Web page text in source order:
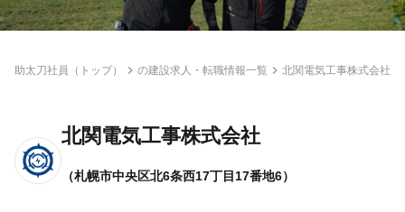
助太刀社員（トップ） の建設求人・転職情報一覧 北関電気工事株式会社
北関電気工事株式会社
（札幌市中央区北6条西17丁目17番地6）